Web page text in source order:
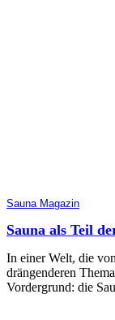
Sauna Magazin
Sauna als Teil
In einer Welt, die
drängenderen
Vordergrund: die